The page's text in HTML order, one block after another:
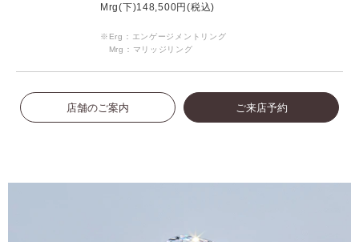
Mrg(下)148,500円(税込)
※Erg：エンゲージメントリング
Mrg：マリッジリング
店舗のご案内 ご来店予約